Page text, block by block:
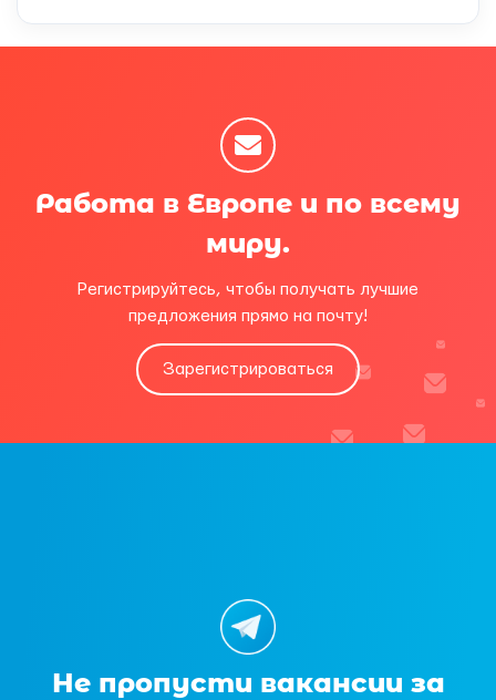
Работа в Европе и по всему
миру.
Регистрируйтесь, чтобы получать лучшие
предложения прямо на почту!
Зарегистрироваться
Не пропусти вакансии за